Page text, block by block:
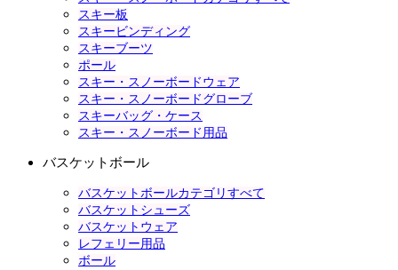
スキー板
スキービンディング
スキーブーツ
ポール
スキー・スノーボードウェア
スキー・スノーボードグローブ
スキーバッグ・ケース
スキー・スノーボード用品
バスケットボール
バスケットボールカテゴリすべて
バスケットシューズ
バスケットウェア
レフェリー用品
ボール